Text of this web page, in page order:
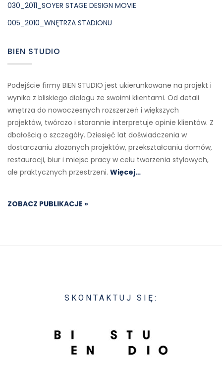
030_2011_SOYER STAGE DESIGN MOVIE
005_2010_WNĘTRZA STADIONU
BIEN STUDIO
Podejście firmy BIEN STUDIO jest ukierunkowane na projekt i
wynika z bliskiego dialogu ze swoimi klientami. Od detali
wnętrza do nowoczesnych rozszerzeń i większych
projektów, twórczo i starannie interpretuje opinie klientów. Z
dbałością o szczegóły. Dziesięć lat doświadczenia w
dostarczaniu złożonych projektów, przekształcaniu domów,
restauracji, biur i miejsc pracy w celu tworzenia stylowych,
ale praktycznych przestrzeni. Więcej…
ZOBACZ PUBLIKACJE »
SKONTAKTUJ SIĘ: